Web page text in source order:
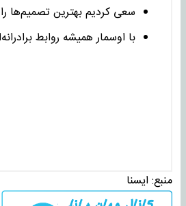
سعی کردیم بهترین تصمیم‌ها
با اوسمار همیشه روابط
منبع: ايسنا